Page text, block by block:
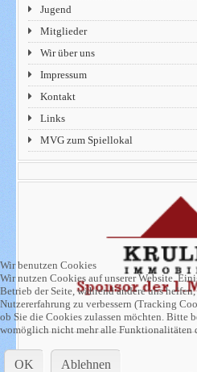
Jugend
Mitglieder
Wir über uns
Impressum
Kontakt
Links
MVG zum Spiellokal
Wir benutzen Cookies
Wir nutzen Cookies auf unserer Website.
Betrieb der Seite, während andere uns
Nutzererfahrung zu verbessern (Tracking
ob Sie die Cookies zulassen möchten. Bitte
womöglich nicht mehr alle Funktionalitäten
OK Ablehnen